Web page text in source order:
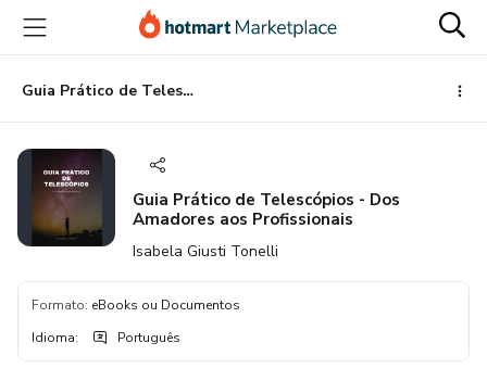
para
conteúdo
principal
para
pagamento
para
rodapé
Guia Prático de Telescópios - Dos Amadores aos Profissionais
Guia Prático de Telescópios - Dos
Amadores aos Profissionais
Isabela Giusti Tonelli
Formato: eBooks ou Documentos
Idioma: Português